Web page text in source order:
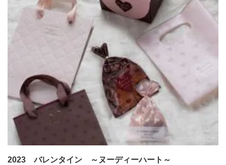
2023 バレンタイン ～ヌーディーハート～